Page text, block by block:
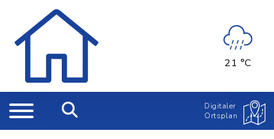
21 °C
Digitaler
Ortsplan